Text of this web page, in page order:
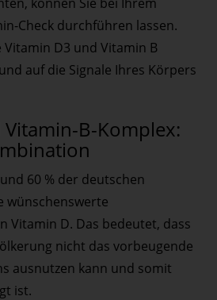
Check durchführen lassen.
D3 und Vitamin B
auf die Signale Ihres Körpers
B-Komplex:
60 % der deutschen
wünschenswerte
Vitamin D. Das bedeutet, dass
nicht das vorbeugende
ausnutzen kann und somit
ist.